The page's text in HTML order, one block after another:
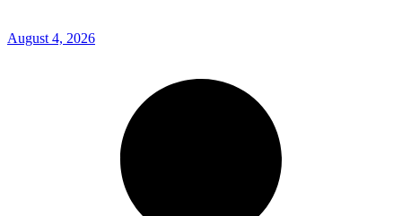
August 4, 2026